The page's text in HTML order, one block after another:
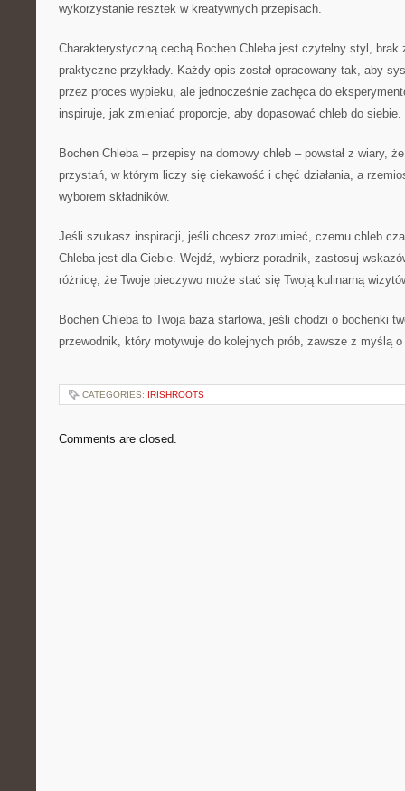
wykorzystanie resztek w kreatywnych przepisach.
Charakterystyczną cechą Bochen Chleba jest czytelny styl, brak
praktyczne przykłady. Każdy opis został opracowany tak, aby
przez proces wypieku, ale jednocześnie zachęca do
inspiruje, jak zmieniać proporcje, aby dopasować chleb do siebie.
Bochen Chleba – przepisy na domowy chleb – powstał z wiary,
przystań, w którym liczy się ciekawość i chęć działania, a
wyborem składników.
Jeśli szukasz inspiracji, jeśli chcesz zrozumieć, czemu chleb
Chleba jest dla Ciebie. Wejdź, wybierz poradnik, zastosuj
różnicę, że Twoje pieczywo może stać się Twoją kulinarną
Bochen Chleba to Twoja baza startowa, jeśli chodzi o bochenki
przewodnik, który motywuje do kolejnych prób, zawsze z myślą
CATEGORIES: IRISHROOTS
Comments are closed.